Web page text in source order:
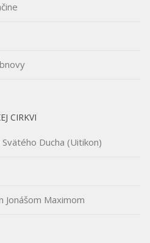
CIRKVI
Ducha (Uitikon)
Jonášom Maximom